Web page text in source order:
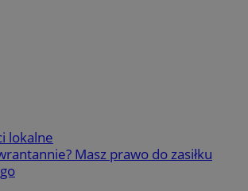
lokalne
Masz prawo do zasiłku